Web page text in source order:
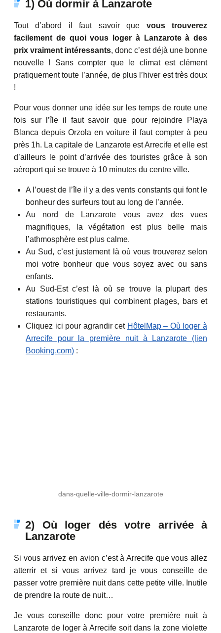
1) Où dormir à Lanzarote
Tout d’abord il faut savoir que vous trouverez
facilement de quoi vous loger à Lanzarote à des
prix vraiment intéressants, donc c’est déjà une bonne
nouvelle ! Sans compter que le climat est clément
pratiquement toute l’année, de plus l’hiver est très doux
!
Pour vous donner une idée sur les temps de route une
fois sur l’île il faut savoir que pour rejoindre Playa
Blanca depuis Orzola en voiture il faut compter à peu
près 1h. La capitale de Lanzarote est Arrecife et elle est
d’ailleurs le point d’arrivée des touristes grâce à son
aéroport qui se trouve à 10 minutes du centre ville.
A l’ouest de l’île il y a des vents constants qui font le
bonheur des surfeurs tout au long de l’année.
Au nord de Lanzarote vous avez des vues
magnifiques, la végétation est plus belle mais
l’athmosphère est plus calme.
Au Sud, c’est justement là où vous trouverez selon
moi votre bonheur que vous soyez avec ou sans
enfants.
Au Sud-Est c’est là où se trouve la plupart des
stations touristiques qui combinent plages, bars et
restaurants.
Cliquez ici pour agrandir cet HôtelMap – Où loger à
Arrecife pour la première nuit à Lanzarote (lien
Booking.com) :
dans-quelle-ville-dormir-lanzarote
2) Où loger dés votre arrivée à
Lanzarote
Si vous arrivez en avion c’est à Arrecife que vous allez
atterrir et si vous arrivez tard je vous conseille de
passer votre première nuit dans cette petite ville. Inutile
de prendre la route de nuit…
Je vous conseille donc pour votre première nuit à
Lanzarote de loger à Arrecife soit dans la zone violette